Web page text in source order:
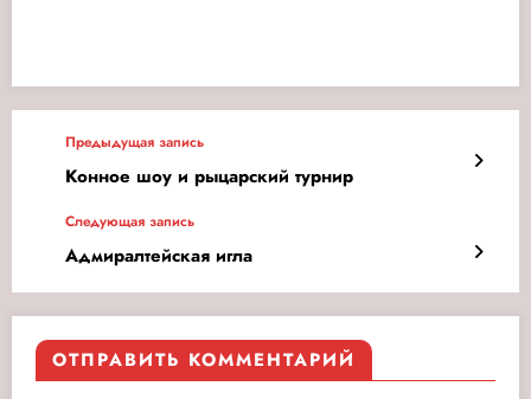
Предыдущая запись
Конное шоу и рыцарский турнир
Следующая запись
Адмиралтейская игла
ОТПРАВИТЬ КОММЕНТАРИЙ